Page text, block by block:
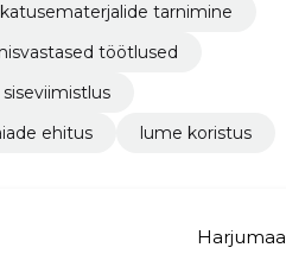
katusematerjalide tarnimine
töötlused
siseviimistlus
ehitus lume koristus
Harjumaa